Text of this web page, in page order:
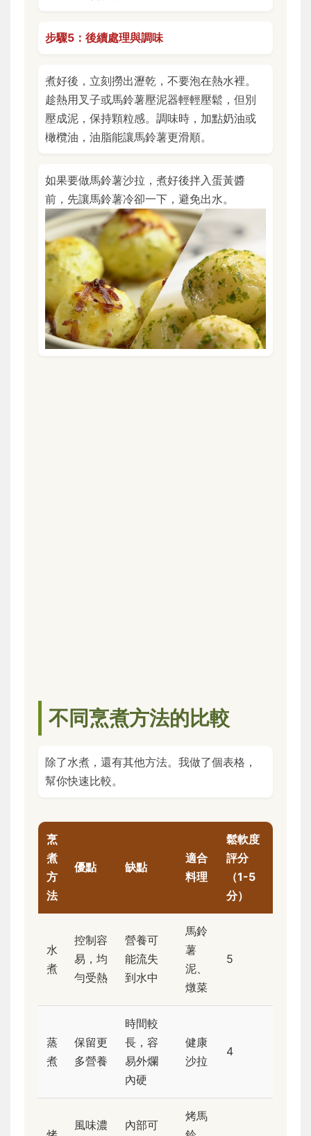
步驟5：後續處理與調味
煮好後，立刻撈出瀝乾，不要泡在熱水裡。
趁熱用叉子或馬鈴薯壓泥器輕輕壓鬆，但別
壓成泥，保持顆粒感。調味時，加點奶油或
橄欖油，油脂能讓馬鈴薯更滑順。
如果要做馬鈴薯沙拉，煮好後拌入蛋黃醬
前，先讓馬鈴薯冷卻一下，避免出水。
不同烹煮方法的比較
除了水煮，還有其他方法。我做了個表格，
幫你快速比較。
烹
煮
方
法
優點 缺點
適合
料理
鬆軟度
評分
（1-5
分）
水
煮
控制容
易，均
勻受熱
營養可
能流失
到水中
馬鈴
薯
泥、
燉菜
5
蒸
煮
保留更
多營養
時間較
長，容
易外爛
內硬
健康
沙拉
4
風味濃
內部可
烤馬